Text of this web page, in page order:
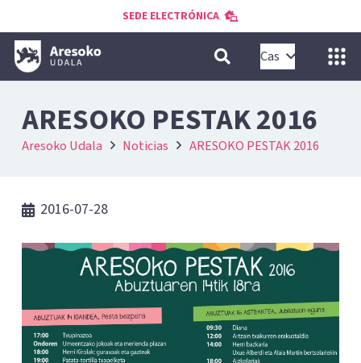
SEDE ELECTRÓNICA
Cas
ARESOKO PESTAK 2016
Aresoko Udala Noticias ARESOKO PESTAK 2016
2016-07-28